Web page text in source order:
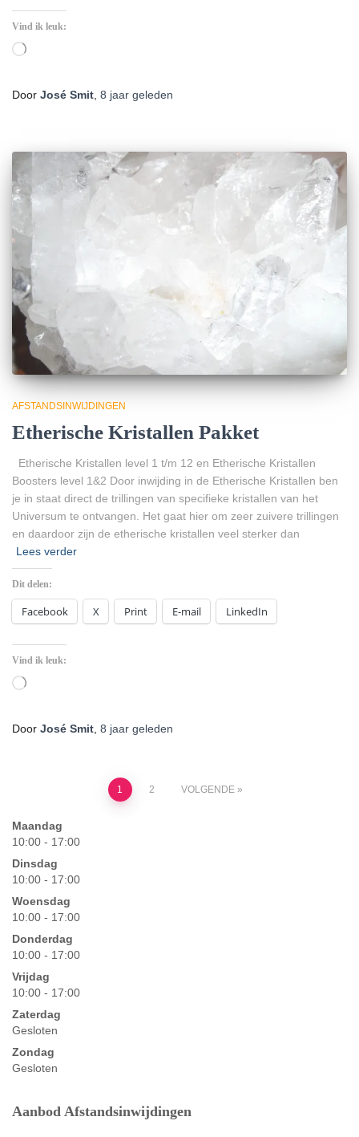
Vind ik leuk:
Aan
Door José Smit 8 jaar geleden
AFSTANDSINWIJDINGEN
Etherische Kristallen Pakket
Etherische Kristallen level 1 t/m 12 en Etherische Kristallen
Boosters level 1&2 Door inwijding in de Etherische Kristallen ben
je in staat direct de trillingen van specifieke kristallen van het
Universum te ontvangen. Het gaat hier om zeer zuivere trillingen
en daardoor zijn de etherische kristallen veel sterker dan
Lees verder
Dit delen:
Facebook X Print E-mail LinkedIn
Vind ik leuk:
Aan
Door José Smit, 8 jaar geleden
paginering
1 2 VOLGENDE
Maandag
10:00 - 17:00
Dinsdag
10:00 - 17:00
Woensdag
10:00 - 17:00
Donderdag
10:00 - 17:00
Vrijdag
10:00 - 17:00
Zaterdag
Gesloten
Zondag
Gesloten
Aanbod Afstandsinwijdingen